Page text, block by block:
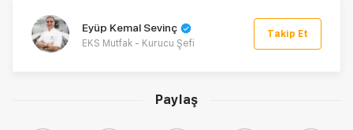
Paylaş
Eyüp Kemal Sevinç
EKS Mutfak - Kurucu Şefi
Takip Et